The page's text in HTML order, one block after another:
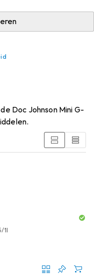
Doc Johnson Mini G-
/1l